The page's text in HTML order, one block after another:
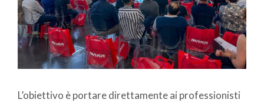
L’obiettivo è portare direttamente ai professionisti